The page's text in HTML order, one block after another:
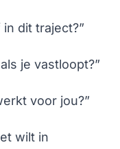
dit traject?”
je vastloopt?”
voor jou?”
wilt in